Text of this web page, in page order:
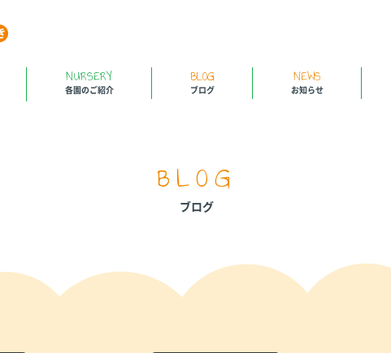
NURSERY
各園のご紹介
BLOG
ブログ
NEWS
お知らせ
BLOG
ブログ